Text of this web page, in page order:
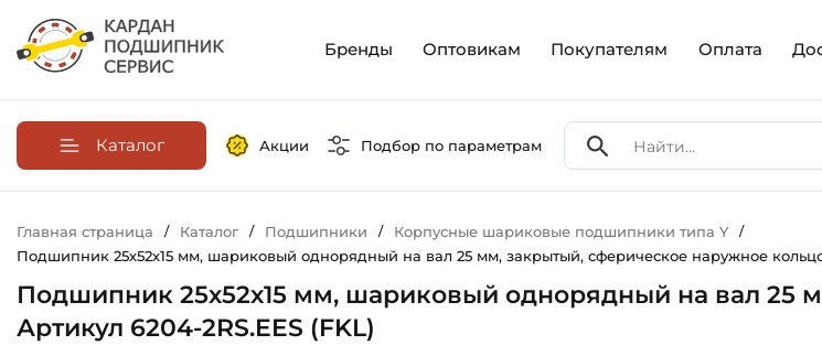
Бренды Оптовикам Покупателям Оплата
Каталог Акции Подбор по параметрам
Главная страница / Каталог / Подшипники / Корпусные шариковые подшипники типа Y /
Подшипник 25х52х15 мм, шариковый однорядный на вал 25 мм, закрытый, сферическое наружное кольцо.
Подшипник 25х52х15 мм, шариковый однорядный на вал 25
Артикул 6204-2RS.EES (FKL)